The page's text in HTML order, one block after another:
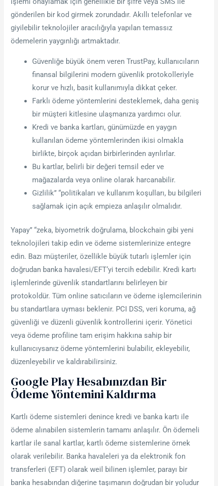
gönderilen bir kod girmek zorundadır. Akıllı telefonlar ve
giyilebilir teknolojiler aracılığıyla yapılan temassız
ödemelerin yaygınlığı artmaktadır.
Güvenliğe büyük önem veren TrustPay, kullanıcıların
finansal bilgilerini modern güvenlik protokolleriyle
korur ve hızlı, basit kullanımıyla dikkat çeker.
Farklı ödeme yöntemlerini desteklemek, daha geniş
bir müşteri kitlesine ulaşmanıza yardımcı olur.
Kredi ve banka kartları, günümüzde en yaygın
kullanılan ödeme yöntemlerinden ikisi olmakla
birlikte, birçok açıdan birbirlerinden ayrılırlar.
Bu kartlar, belirli bir değeri temsil eder ve
mağazalarda veya online olarak harcanabilir.
Gizlilik” “politikaları ve kullanım koşulları, bu bilgileri
sağlamak için açık empieza anlaşılır olmalıdır.
Yapay” “zeka, biyometrik doğrulama, blockchain gibi yeni
teknolojileri takip edin ve ödeme sistemlerinize entegre
edin. Bazı müşteriler, özellikle büyük tutarlı işlemler için
doğrudan banka havalesi/EFT‘yi tercih edebilir. Kredi kartı
işlemlerinde güvenlik standartlarını belirleyen bir
protokoldür. Tüm online satıcıların ve ödeme işlemcilerinin
bu standartlara uyması beklenir. PCI DSS, veri koruma, ağ
güvenliği ve düzenli güvenlik kontrollerini içerir. Yönetici
veya ödeme profiline tam erişim hakkına sahip bir
kullanıcıysanız ödeme yöntemlerini bulabilir, ekleyebilir,
düzenleyebilir ve kaldırabilirsiniz.
Google Play Hesabınızdan Bir
Ödeme Yöntemini Kaldırma
Kartlı ödeme sistemleri denince kredi ve banka kartı ile
ödeme alınabilen sistemlerin tamamı anlaşılır. Ön ödemeli
kartlar ile sanal kartlar, kartlı ödeme sistemlerine örnek
olarak verilebilir. Banka havaleleri ya da elektronik fon
transferleri (EFT) olarak weil bilinen işlemler, parayı bir
banka hesabından diğerine taşımanın doğrudan bir yoludur